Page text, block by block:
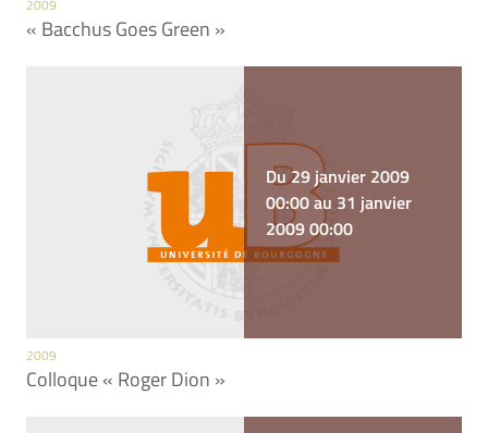
2009
« Bacchus Goes Green »
Du 29 janvier 2009
00:00 au 31 janvier
2009 00:00
2009
Colloque « Roger Dion »